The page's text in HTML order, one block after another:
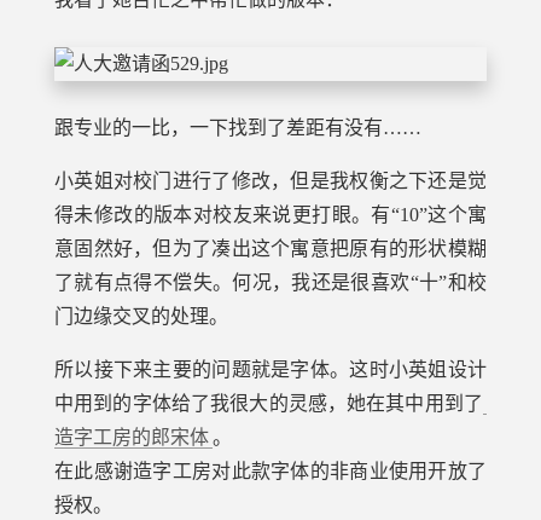
跟专业的一比，一下找到了差距有没有……
小英姐对校门进行了修改，但是我权衡之下还是觉
得未修改的版本对校友来说更打眼。有“10”这个寓
意固然好，但为了凑出这个寓意把原有的形状模糊
了就有点得不偿失。何况，我还是很喜欢“十”和校
门边缘交叉的处理。
所以接下来主要的问题就是字体。这时小英姐设计
中用到的字体给了我很大的灵感，她在其中用到了
造字工房的郎宋体。
在此感谢造字工房对此款字体的非商业使用开放了
授权。